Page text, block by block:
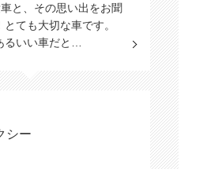
と、その思い出をお聞
ても大切な車です。
るいい車だと…
シー